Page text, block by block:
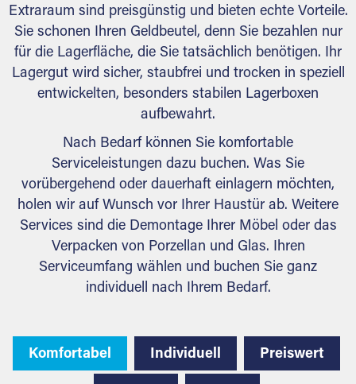
Extraraum sind preisgünstig und bieten echte Vorteile.
Sie schonen Ihren Geldbeutel, denn Sie bezahlen nur
für die Lagerfläche, die Sie tatsächlich benötigen. Ihr
Lagergut wird sicher, staubfrei und trocken in speziell
entwickelten, besonders stabilen Lagerboxen
aufbewahrt.
Nach Bedarf können Sie komfortable
Serviceleistungen dazu buchen. Was Sie
vorübergehend oder dauerhaft einlagern möchten,
holen wir auf Wunsch vor Ihrer Haustür ab. Weitere
Services sind die Demontage Ihrer Möbel oder das
Verpacken von Porzellan und Glas. Ihren
Serviceumfang wählen und buchen Sie ganz
individuell nach Ihrem Bedarf.
Komfortabel Individuell Preiswert